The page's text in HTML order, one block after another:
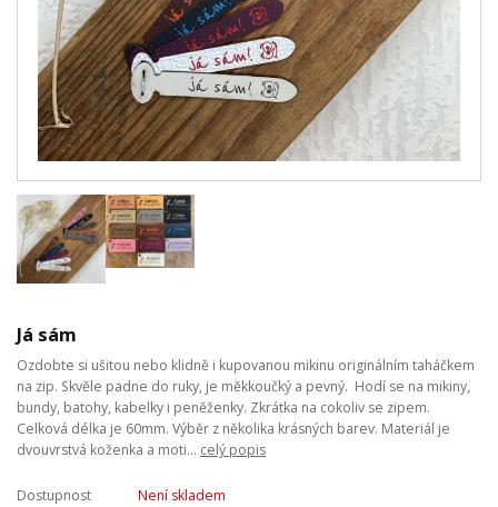
Já sám
Ozdobte si ušitou nebo klidně i kupovanou mikinu originálním taháčkem
na zip. Skvěle padne do ruky, je měkkoučký a pevný. Hodí se na mikiny,
bundy, batohy, kabelky i peněženky. Zkrátka na cokoliv se zipem.
Celková délka je 60mm. Výběr z několika krásných barev. Materiál je
dvouvrstvá koženka a moti... celý popis
Dostupnost
Není skladem